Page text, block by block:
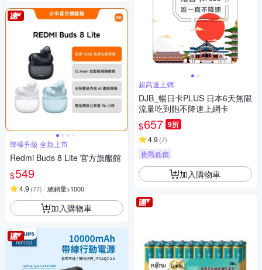
降噪升級 全新上市
Redmi Buds 8 Lite 官方旗艦館
$549
4.9 (77) 總銷量>1000
加入購物車
超高速上網
DJB_暢日卡PLUS 日本6天無限
流量吃到飽不降速上網卡
$657 9折
4.9 (7)
挑戰低價
加入購物車